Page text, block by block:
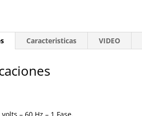
Caracteristicas VIDEO